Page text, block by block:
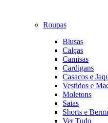
Roupas
Blusas
Calças
Camisas
Cardigans
Casacos e
Vestidos e
Moletons
Saias
Shorts e
Ver Tudo